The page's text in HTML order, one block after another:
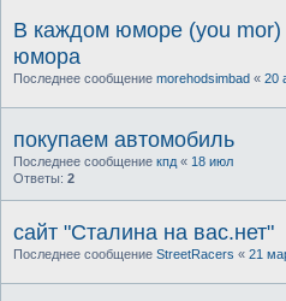
В каждом юморе (you mor)
юмора
Последнее сообщение morehodsimbad « 20
покупаем автомобиль
Последнее сообщение кпд « 18 июл
Ответы: 2
сайт "Сталина на вас.нет"
Последнее сообщение StreetRacers « 21